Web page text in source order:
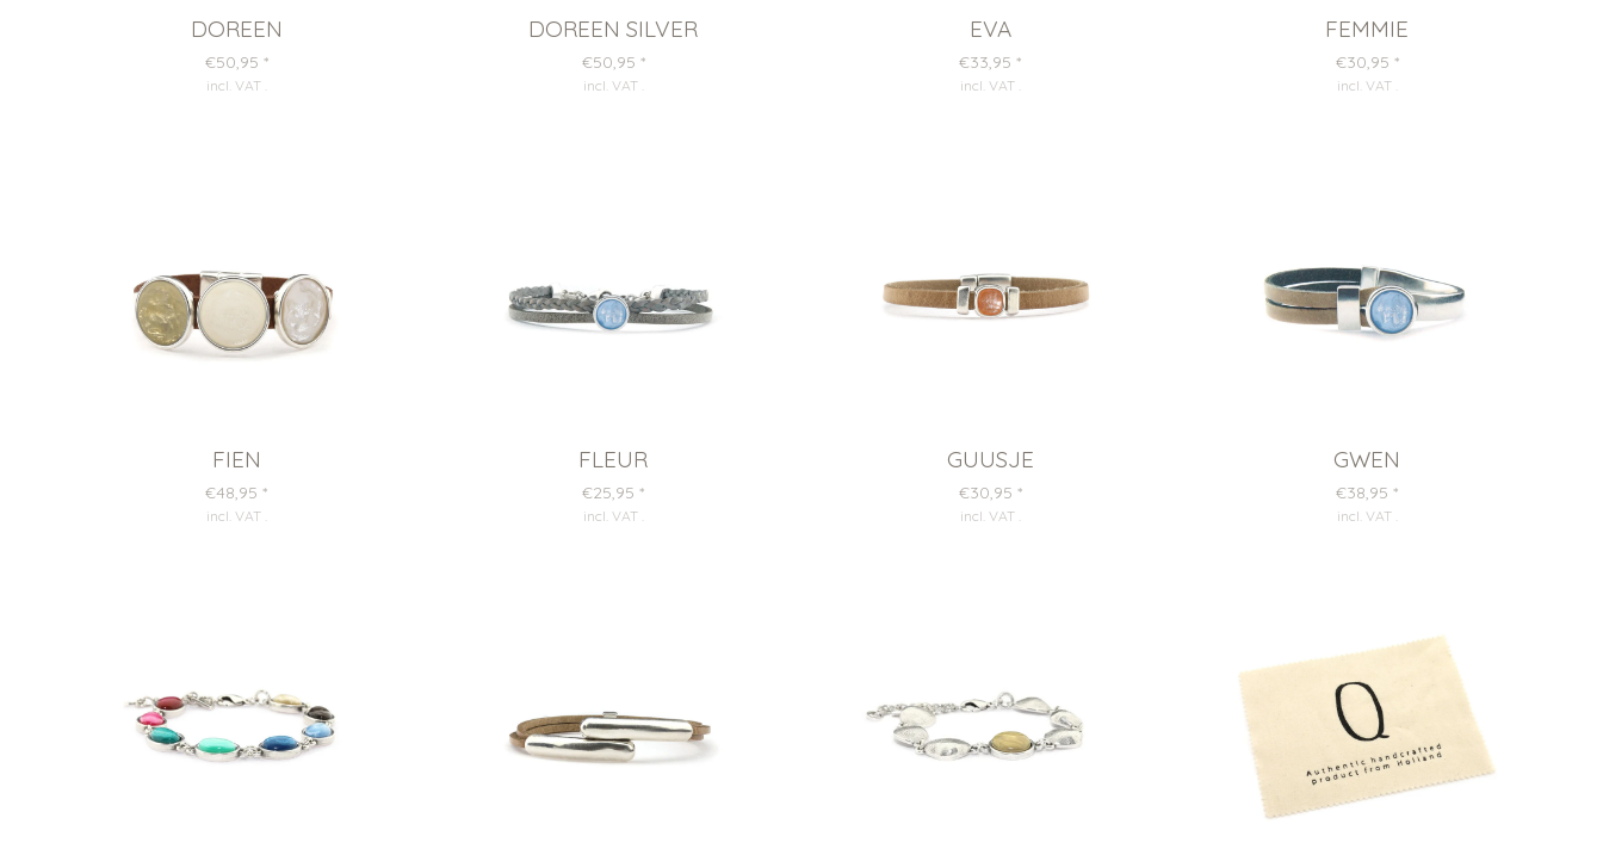
DOREEN
€50,95 *
incl. VAT
DOREEN SILVER
€50,95 *
incl. VAT
EVA
€33,95 *
incl. VAT
FEMMIE
€30,95 *
incl. VAT
FIEN
€48,95 *
incl. VAT
FLEUR
€25,95 *
incl. VAT
GUUSJE
€30,95 *
incl. VAT
GWEN
€38,95 *
incl. VAT